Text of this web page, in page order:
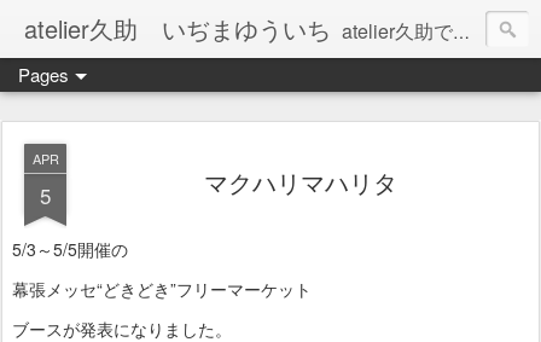
atelier久助 いぢまゆういち atelier久助では土と火から暖かなモノたちを生み出しています。 ご覧になられた方が和んで頂ければ幸いです。
Pages
APR
5 マクハリマハリタ
5/3～5/5開催の
幕張メッセ“どきどき”フリーマーケット
ブースが発表になりました。